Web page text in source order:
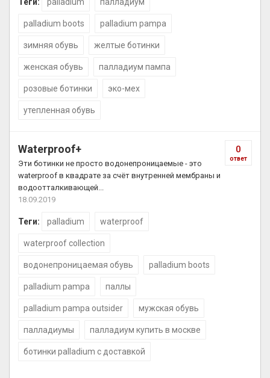
palladium boots palladium pampa
зимняя обувь желтые ботинки
женская обувь палладиум пампа
розовые ботинки эко-мех
утепленная обувь
Waterproof+ 0
ответ
Эти ботинки не просто водонепроницаемые - это
waterproof в квадрате за счёт внутренней мембраны и
водоотталкивающей...
18.09.2019
Теги: palladium waterproof
waterproof collection
водонепроницаемая обувь palladium boots
palladium pampa паллы
palladium pampa outsider мужская обувь
палладиумы палладиум купить в москве
ботинки palladium с доставкой